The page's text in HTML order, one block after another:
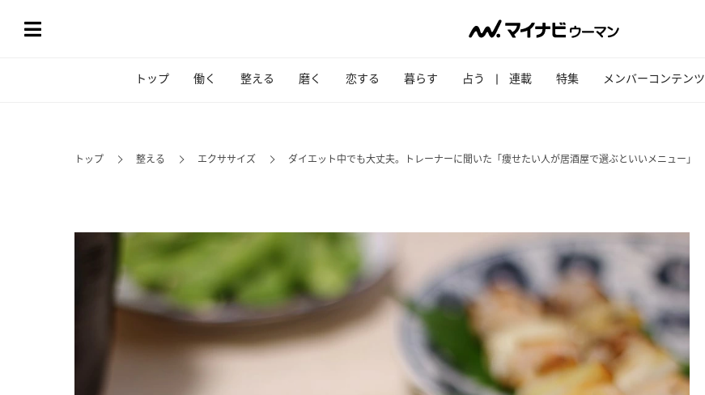
トップ 働く 整える 磨く 恋する 暮らす 占う 連載 特集 メンバーコンテンツ
トップ 整える エクササイズ ダイエット中でも大丈夫。トレーナーに聞いた「痩せたい人が居酒屋で選ぶといいメニュー」